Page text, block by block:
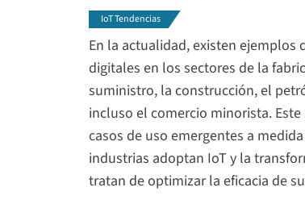
IoT Tendencias
En la actualidad, existen ejemplos
digitales en los sectores de la
suministro, la construcción, el
incluso el comercio minorista.
casos de uso emergentes a
industrias adoptan IoT y la
tratan de optimizar la eficacia de